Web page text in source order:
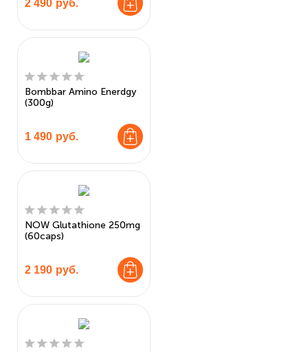
2 490 руб.
Bombbar Amino Enerdgy
(300g)
1 490 руб.
NOW Glutathione 250mg
(60caps)
2 190 руб.